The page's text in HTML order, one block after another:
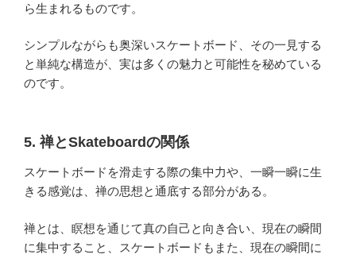
ら生まれるものです。
シンプルながらも奥深いスケートボード、その一見する
と単純な構造が、実は多くの魅力と可能性を秘めている
のです。
5. 禅とSkateboardの関係
スケートボードを滑走する際の集中力や、一瞬一瞬に生
きる感覚は、禅の思想と通底する部分がある。
禅とは、瞑想を通じて真の自己と向き合い、現在の瞬間
に集中すること、スケートボードもまた、現在の瞬間に